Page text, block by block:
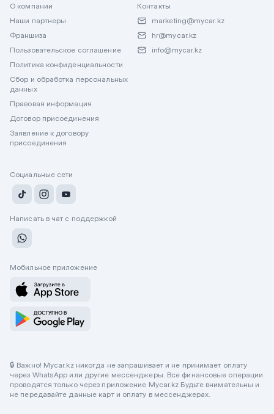
О компании
Наши партнеры
Франшиза
Пользовательское соглашение
Политика конфиденциальности
Сбор и обработка персональных
данных
Правовая информация
Договор присоединения
Заявление к договору
присоединения
Контакты
marketing@mycar.kz
hr@mycar.kz
info@mycar.kz
Социальные сети
Написать в чат с поддержкой
Мобильное приложение
🔒 Важно! Mycar.kz никогда не запрашивает и не принимает оплату
через WhatsApp или другие мессенджеры. Все финансовые операции
проводятся только через приложение Mycar.kz Будьте внимательны и
не передавайте данные карт и оплату в мессенджерах.